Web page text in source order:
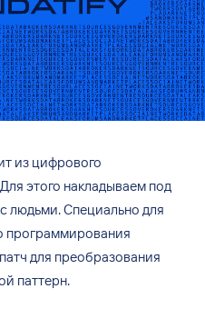
из цифрового
этого накладываем под
людьми. Специально для
программирования
для преобразования
паттерн.